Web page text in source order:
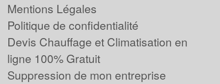
Mentions Légales
Politique de confidentialité
Devis Chauffage et Climatisation en
ligne 100% Gratuit
Suppression de mon entreprise